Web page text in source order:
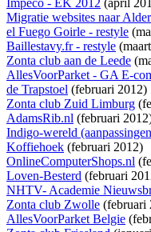
Impeco - EK 2012 (april
Migratie websites naar
el Fuego Goirle - restyle
Baillestavy.fr - restyle
Zonta club aan de Leede
AllesVoorParket - GA E-
de Trapstoel (februari 2012)
Zonta club Zuid Limburg
AdamsRib.nl (februari
Indigo-wereld
Koffiehoek (februari 2012)
OnlineComputerShops.nl
Loven-Besterd (februari
NHTV- Academie
Zonta club Zwolle (februari
AllesVoorParket Belgie